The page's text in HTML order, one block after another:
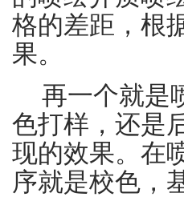
格的差距，根
果。
再一个就是
色打样，还是
现的效果。在
序就是校色，